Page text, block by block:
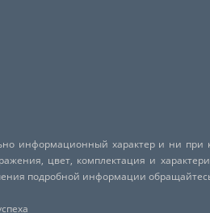
информационный характер и ни при
цвет, комплектация и
подробной информации